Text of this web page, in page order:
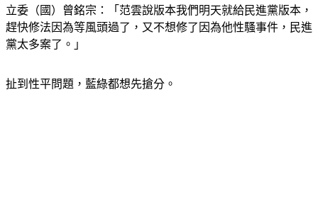
立委（國）曾銘宗：「范雲說版本我們明天就給民進黨版本，
趕快修法因為等風頭過了，又不想修了因為他性騷事件，民進
黨太多案了。」
扯到性平問題，藍綠都想先搶分。